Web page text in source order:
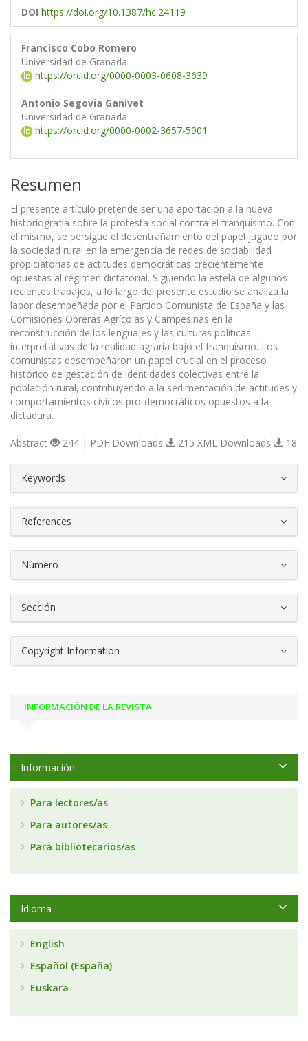
DOI https://doi.org/10.1387/hc.24119
Francisco Cobo Romero
Universidad de Granada
https://orcid.org/0000-0003-0608-3639
Antonio Segovia Ganivet
Universidad de Granada
https://orcid.org/0000-0002-3657-5901
Resumen
El presente artículo pretende ser una aportación a la nueva
historiografía sobre la protesta social contra el franquismo. Con
el mismo, se persigue el desentrañamiento del papel jugado por
la sociedad rural en la emergencia de redes de sociabilidad
propiciatorias de actitudes democráticas crecientemente
opuestas al régimen dictatorial. Siguiendo la estela de algunos
recientes trabajos, a lo largo del presente estudio se analiza la
labor desempeñada por el Partido Comunista de España y las
Comisiones Obreras Agrícolas y Campesinas en la
reconstrucción de los lenguajes y las culturas políticas
interpretativas de la realidad agraria bajo el franquismo. Los
comunistas desempeñaron un papel crucial en el proceso
histórico de gestación de identidades colectivas entre la
población rural, contribuyendo a la sedimentación de actitudes y
comportamientos cívicos pro-democráticos opuestos a la
dictadura.
Abstract 244 | PDF Downloads 215 XML Downloads 18
Keywords
References
Número
Sección
Copyright Information
INFORMACIÓN DE LA REVISTA
Información
Para lectores/as
Para autores/as
Para bibliotecarios/as
Idioma
English
Español (España)
Euskara